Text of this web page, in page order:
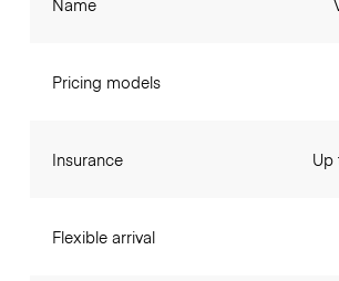
Pricing models
Insurance
Flexible arrival
Up